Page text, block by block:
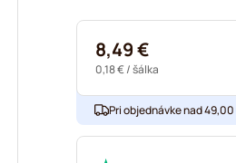
8,49 €
0,18 €/ šálka
Pri objednávke nad